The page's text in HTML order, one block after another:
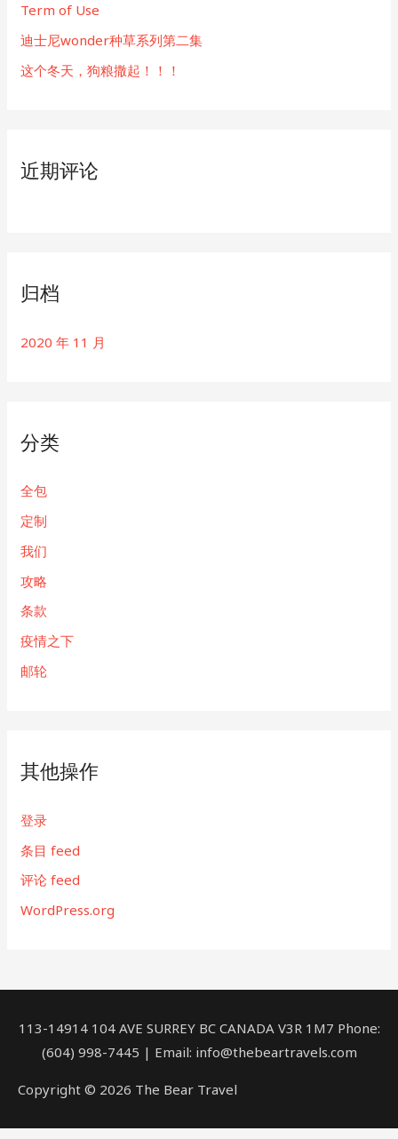
不
堪
言
Term of Use
迪士尼wonder种草系列第二集
这个冬天，狗粮撒起！！！
近期评论
归档
2020 年 11 月
分类
全包
定制
我们
攻略
条款
疫情之下
邮轮
其他操作
登录
条目 feed
评论 feed
WordPress.org
113-14914 104 AVE SURREY BC CANADA V3R 1M7 Phone:
(604) 998-7445 | Email: info@thebeartravels.com
Copyright © 2026 The Bear Travel